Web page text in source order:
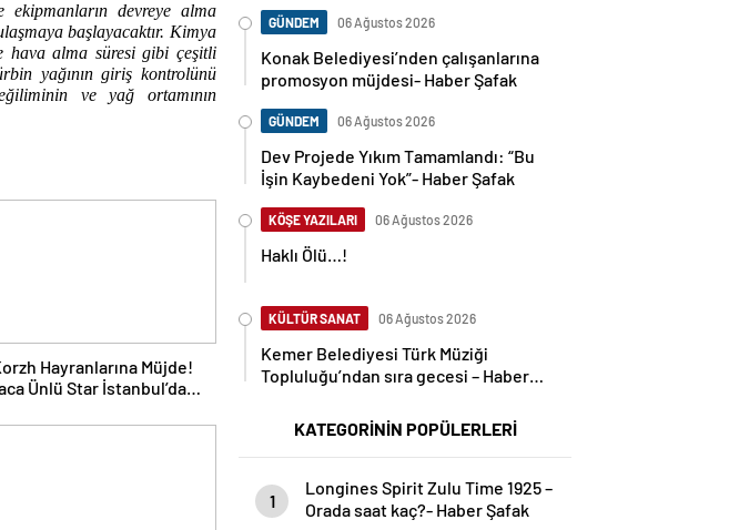
devreye alma
başlayacaktır. Kimya
hava alma süresi gibi çeşitli
yağının giriş kontrolünü
ve yağ ortamının
Hayranlarına Müjde!
Ünlü Star İstanbul’da
GÜNDEM 06 Ağustos 2026
Konak Belediyesi’nden çalışanlarına
promosyon müjdesi- Haber Şafak
GÜNDEM 06 Ağustos 2026
Dev Projede Yıkım Tamamlandı: “Bu
İşin Kaybedeni Yok”- Haber Şafak
KÖŞE YAZILARI 06 Ağustos 2026
Haklı Ölü…!
KÜLTÜR SANAT 06 Ağustos 2026
Kemer Belediyesi Türk Müziği
Topluluğu’ndan sıra gecesi – Haber
KATEGORİNİN POPÜLERLERİ
1
Longines Spirit Zulu Time 1925 –
Orada saat kaç?- Haber Şafak